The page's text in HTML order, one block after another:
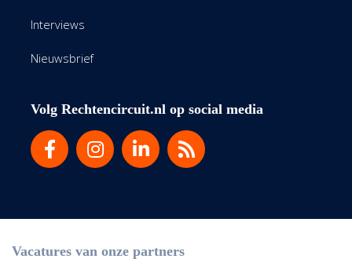
Interviews
Nieuwsbrief
Volg Rechtencircuit.nl op social media
Vacatures van onze partners